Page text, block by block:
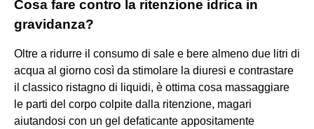
Cosa fare contro la ritenzione idrica in
gravidanza?
Oltre a ridurre il consumo di sale e bere almeno due litri di
acqua al giorno così da stimolare la diuresi e contrastare
il classico ristagno di liquidi, è ottima cosa massaggiare
le parti del corpo colpite dalla ritenzione, magari
aiutandosi con un gel defaticante appositamente